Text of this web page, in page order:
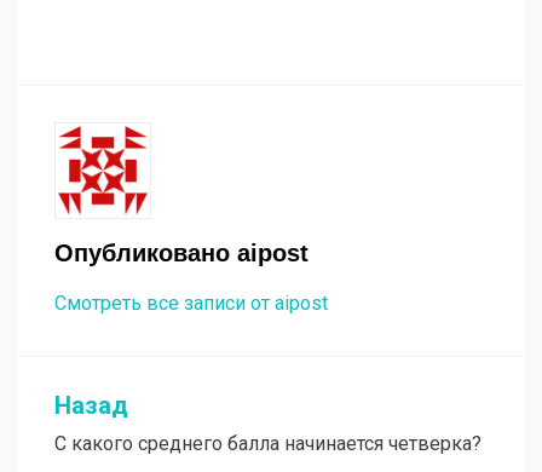
Опубликовано aipost
Смотреть все записи от aipost
Навигация
по
Назад
С какого среднего балла начинается четверка?